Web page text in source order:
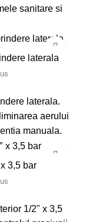
sanitare si
laterala
laterala.
aerului
manuala.
3,5 bar
1/2" x 3,5